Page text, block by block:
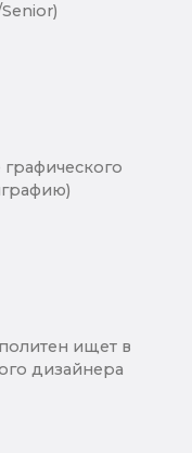
графического
ищет в
дизайнера